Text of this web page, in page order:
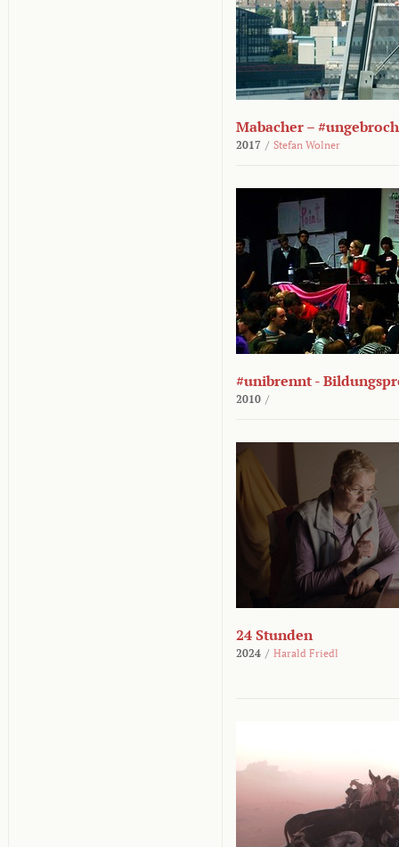
Mabacher –
2017 / Stefan Wolner
#unibrennt -
2010 /
24 Stunden
2024 / Harald Friedl